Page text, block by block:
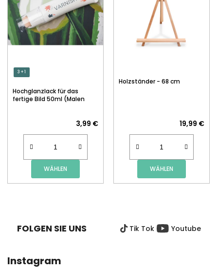
3 + 1
Hochglanzlack für das
fertige Bild 50ml (Malen
3,99 €
WÄHLEN
Holzständer - 68 cm
19,99 €
WÄHLEN
FOLGEN SIE UNS Tik Tok Youtube
Instagram